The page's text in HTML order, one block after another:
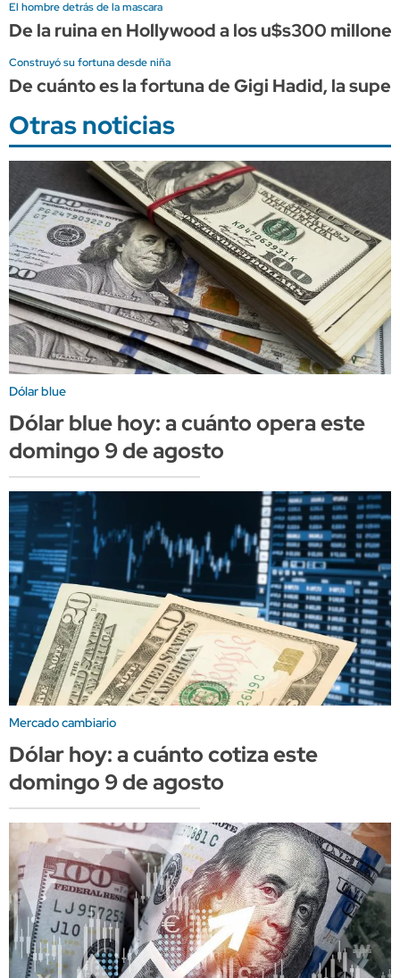
El hombre detrás de la mascara
De la ruina en Hollywood a los u$s300
Construyó su fortuna desde niña
De cuánto es la fortuna de Gigi Hadid, la
Otras noticias
Dólar blue
Dólar blue hoy: a cuánto opera este
domingo 9 de agosto
Mercado cambiario
Dólar hoy: a cuánto cotiza este
domingo 9 de agosto